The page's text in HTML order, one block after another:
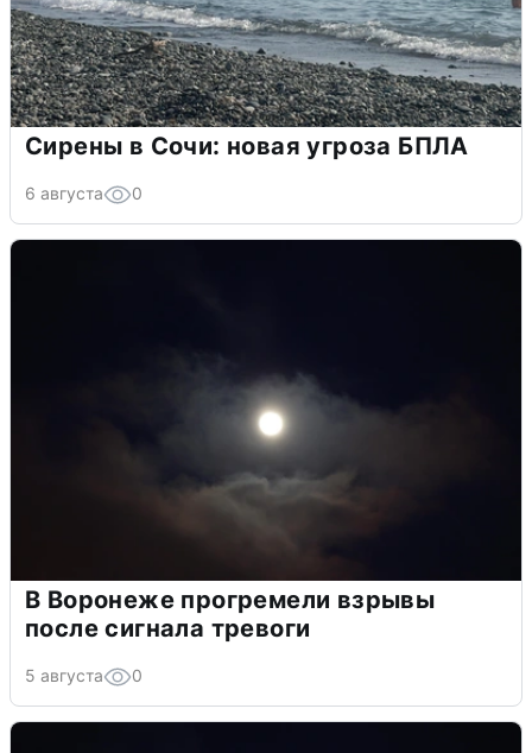
Сирены в Сочи: новая угроза БПЛА
6 августа 0
В Воронеже прогремели взрывы
после сигнала тревоги
5 августа 0